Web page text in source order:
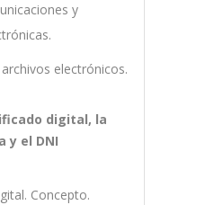
y
electrónicos.
digital, la
y el DNI
Concepto.